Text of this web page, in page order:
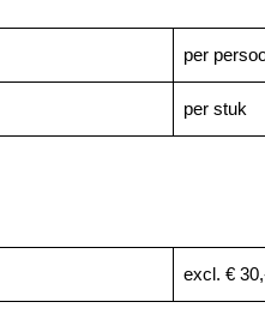
per
per stuk
excl. €